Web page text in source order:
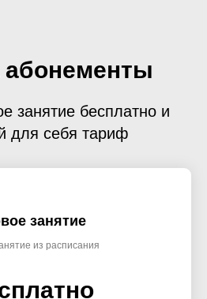
занятие бесплатно и
для себя тариф
занятие
из расписания